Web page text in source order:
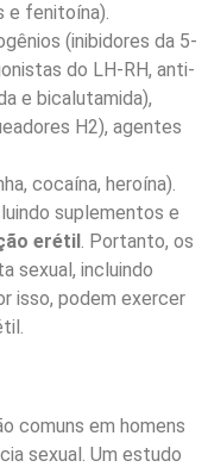
e fenitoína).
(inibidores da 5-
do LH-RH, anti-
e bicalutamida),
H2), agentes
cocaína, heroína).
suplementos e
erétil . Portanto, os
sexual, incluindo
isso, podem exercer
comuns em homens
sexual. Um estudo